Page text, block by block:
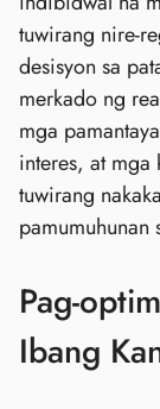
tuwirang nire-
desisyon sa
merkado ng
mga
interes, at mga
tuwirang
pamumuhunan
Pag-
Ibang